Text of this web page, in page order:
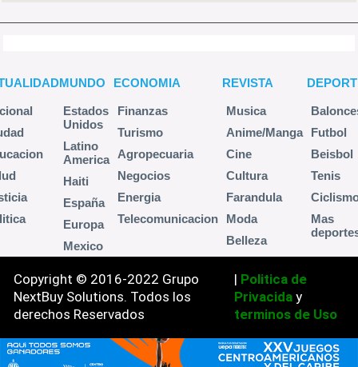
MUNDO
Estados
Unidos
Latino
America
Haiti
España
Europa
Mexico
ECONOMIA
Finanzas
Turismo
Agropecuaria
Negocios
Energia
Telecomunicacion
REVISTA
Musica
Anime/Manga
Cine
Cultura
Farandula
Moda
Belleza
Futbol
Beisbol
Tenis
Mas
Copyright © 2016-2022 Grupo
NextBuy Solutions. Todos los
derechos Reservados
| Politica de
Privacida y
terminos de Uso